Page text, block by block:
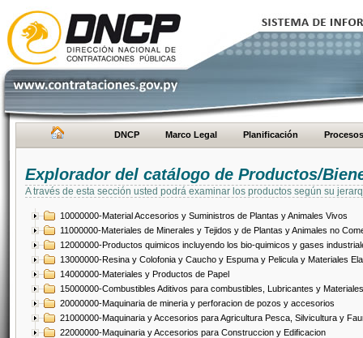
DNCP Marco Legal Planificación Procesos
Explorador del catálogo de Productos/
A través de esta sección usted podrá examinar los productos según su
10000000-Material Accesorios y Suministros de Plantas y Animales Vivos
11000000-Materiales de Minerales y Tejidos y de Plantas y Animales no
12000000-Productos quimicos incluyendo los bio-quimicos y gases
13000000-Resina y Colofonia y Caucho y Espuma y Pelicula y Materiales
14000000-Materiales y Productos de Papel
15000000-Combustibles Aditivos para combustibles, Lubricantes y
20000000-Maquinaria de mineria y perforacion de pozos y accesorios
21000000-Maquinaria y Accesorios para Agricultura Pesca, Silvicultura y
22000000-Maquinaria y Accesorios para Construccion y Edificacion